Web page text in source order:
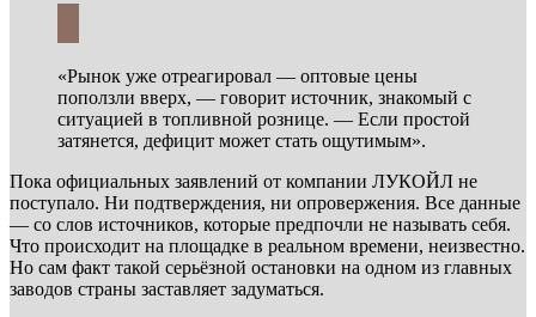
«Рынок уже отреагировал — оптовые цены
поползли вверх, — говорит источник, знакомый с
ситуацией в топливной рознице. — Если простой
затянется, дефицит может стать ощутимым».
Пока официальных заявлений от компании ЛУКОЙЛ не
поступало. Ни подтверждения, ни опровержения. Все данные
— со слов источников, которые предпочли не называть себя.
Что происходит на площадке в реальном времени, неизвестно.
Но сам факт такой серьёзной остановки на одном из главных
заводов страны заставляет задуматься.